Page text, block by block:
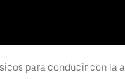
para conducir con la